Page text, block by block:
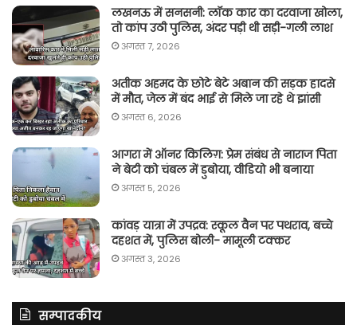
लखनऊ में सनसनी: लॉक कार का दरवाजा खोला,
तो कांप उठी पुलिस, अंदर पड़ी थी सड़ी-गली लाश
अगस्त 7, 2026
अतीक अहमद के छोटे बेटे अबान की सड़क हादसे
में मौत, जेल में बंद भाई से मिले जा रहे थे झांसी
अगस्त 6, 2026
आगरा में ऑनर किलिग़: प्रेम संबंध से नाराज पिता
ने बेटी को चंबल में डुबोया, वीडियो भी बनाया
अगस्त 5, 2026
कांवड़ यात्रा में उपद्रव: स्कूल वैन पर पथराव, बच्चे
दहशत में, पुलिस बोली- मामूली टक्कर
अगस्त 3, 2026
सम्पादकीय